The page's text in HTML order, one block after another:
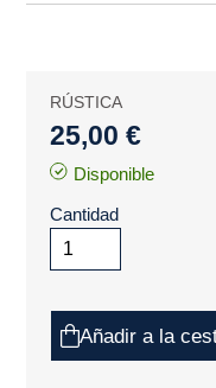
RÚSTICA
25,00 €
Disponible
Cantidad
Añadir a la